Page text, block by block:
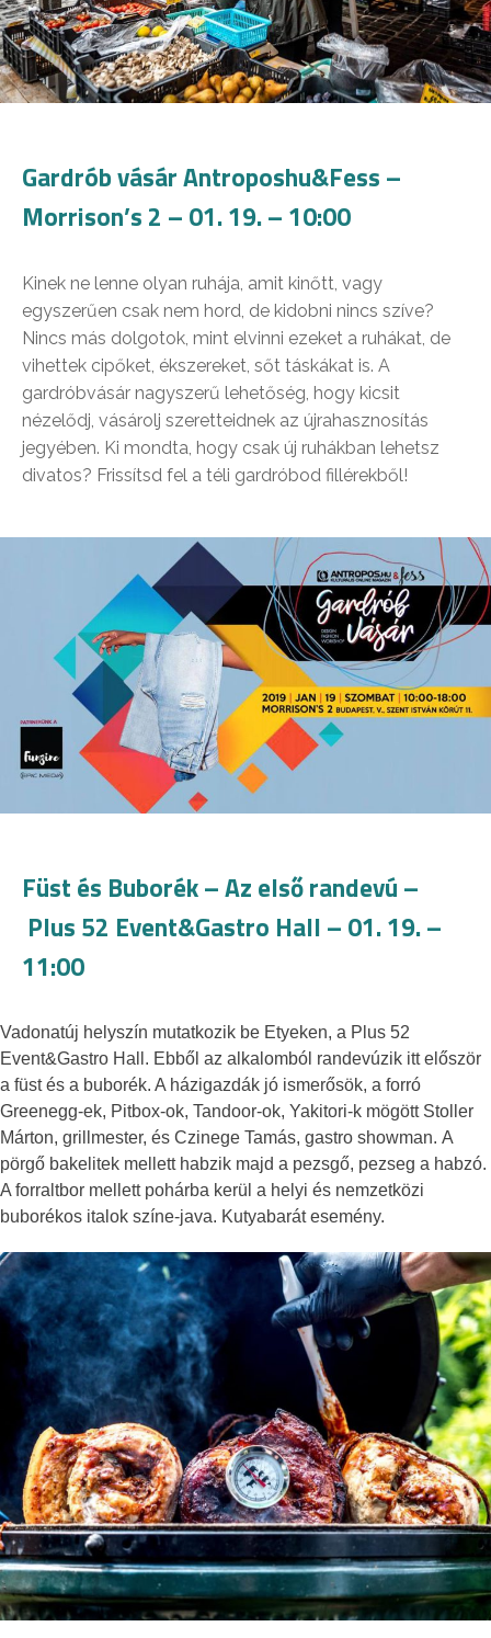
Gardrób vásár Antroposhu&Fess –
Morrison’s 2 – 01. 19. – 10:00
Kinek ne lenne olyan ruhája, amit kinőtt, vagy
egyszerűen csak nem hord, de kidobni nincs szíve?
Nincs más dolgotok, mint elvinni ezeket a ruhákat, de
vihettek cipőket, ékszereket, sőt táskákat is. A
gardróbvásár nagyszerű lehetőség, hogy kicsit
nézelődj, vásárolj szeretteidnek az újrahasznosítás
jegyében. Ki mondta, hogy csak új ruhákban lehetsz
divatos? Frissítsd fel a téli gardróbod fillérekből!
Füst és Buborék – Az első randevú –
Plus 52 Event&Gastro Hall – 01. 19. –
11:00
Vadonatúj helyszín mutatkozik be Etyeken, a Plus 52
Event&Gastro Hall. Ebből az alkalomból randevúzik itt először
a füst és a buborék. A házigazdák jó ismerősök, a forró
Greenegg-ek, Pitbox-ok, Tandoor-ok, Yakitori-k mögött Stoller
Márton, grillmester, és Czinege Tamás, gastro showman. A
pörgő bakelitek mellett habzik majd a pezsgő, pezseg a habzó.
A forraltbor mellett pohárba kerül a helyi és nemzetközi
buborékos italok színe-java. Kutyabarát esemény.